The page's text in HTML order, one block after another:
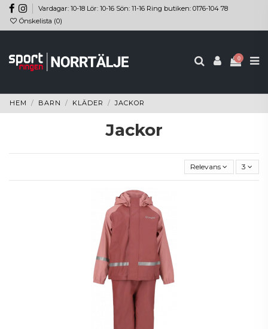
Vardagar: 10-18 Lör: 10-16 Sön: 11-16 Ring butiken: 0176-104 78
Önskelista (0)
0
HEM BARN KLÄDER JACKOR
Jackor
Relevans 3